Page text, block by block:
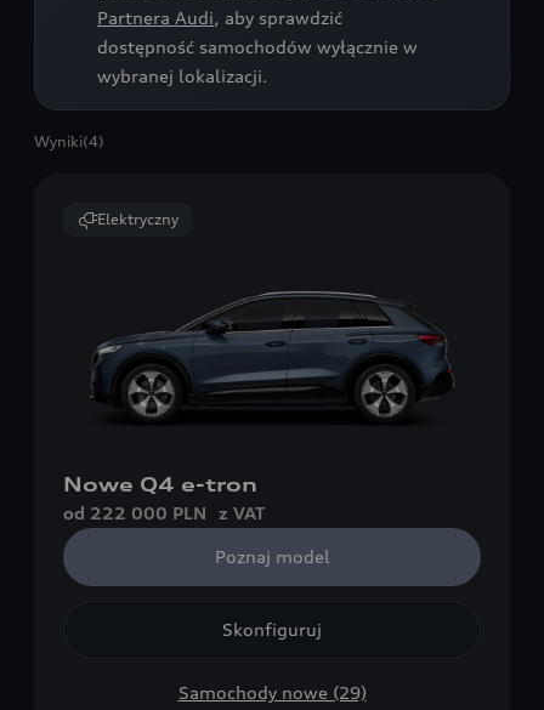
Partnera Audi, aby sprawdzić
dostępność samochodów wyłącznie w
wybranej lokalizacji.
Wyniki(4)
Elektryczny
Nowe Q4 e-tron
od 222 000 PLN z VAT
Poznaj model
Skonfiguruj
Samochody nowe (29)